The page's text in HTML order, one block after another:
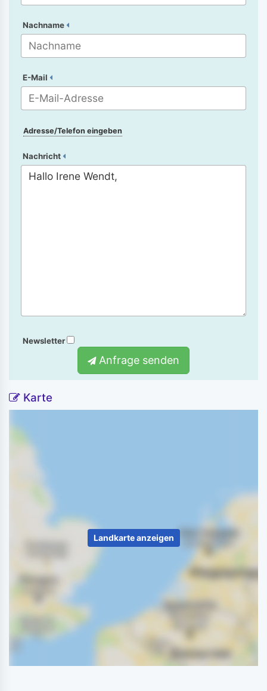
Nachname
E-Mail
Adresse/Telefon eingeben
Nachricht
Newsletter
Anfrage senden
Karte
Landkarte anzeigen